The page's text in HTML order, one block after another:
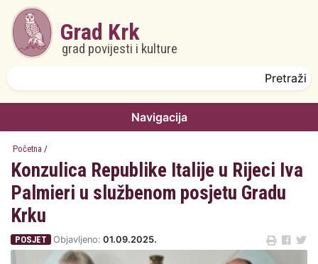
Skoči na glavni sadržaj
Grad Krk
grad povijesti i kulture
Navigacija
Početna /
Konzulica Republike Italije u Rijeci Iva
Palmieri u službenom posjetu Gradu
Krku
POSJET Objavljeno: 01.09.2025.